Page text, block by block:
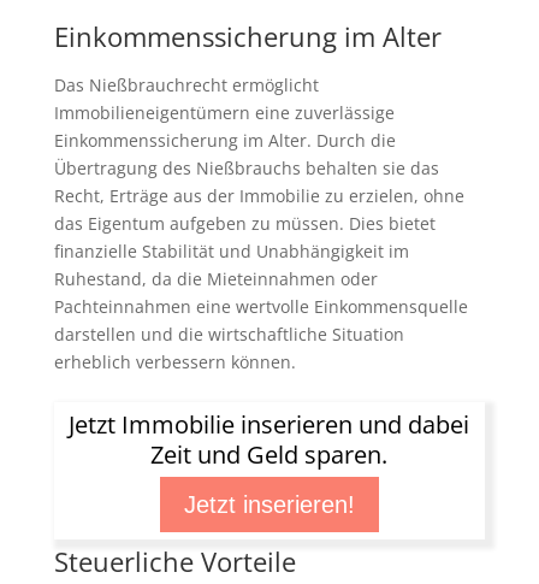
Einkommenssicherung im Alter
Das Nießbrauchrecht ermöglicht
Immobilieneigentümern eine zuverlässige
Einkommenssicherung im Alter. Durch die
Übertragung des Nießbrauchs behalten sie das
Recht, Erträge aus der Immobilie zu erzielen, ohne
das Eigentum aufgeben zu müssen. Dies bietet
finanzielle Stabilität und Unabhängigkeit im
Ruhestand, da die Mieteinnahmen oder
Pachteinnahmen eine wertvolle Einkommensquelle
darstellen und die wirtschaftliche Situation
erheblich verbessern können.
Jetzt Immobilie inserieren und dabei
Zeit und Geld sparen.
Jetzt inserieren!
Steuerliche Vorteile